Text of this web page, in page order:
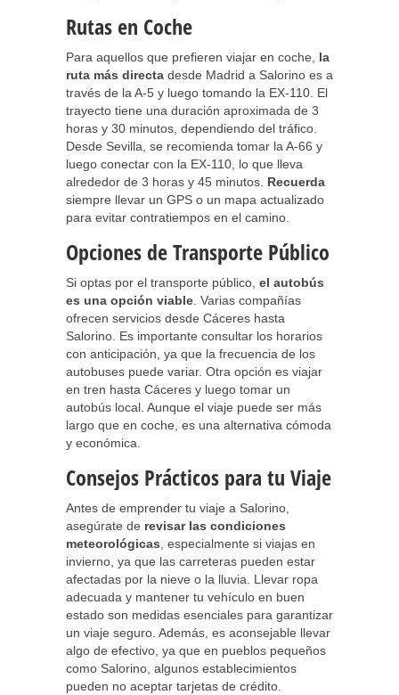
Rutas en Coche
Para aquellos que prefieren viajar en coche, la
ruta más directa desde Madrid a Salorino es a
través de la A-5 y luego tomando la EX-110. El
trayecto tiene una duración aproximada de 3
horas y 30 minutos, dependiendo del tráfico.
Desde Sevilla, se recomienda tomar la A-66 y
luego conectar con la EX-110, lo que lleva
alrededor de 3 horas y 45 minutos. Recuerda
siempre llevar un GPS o un mapa actualizado
para evitar contratiempos en el camino.
Opciones de Transporte Público
Si optas por el transporte público, el autobús
es una opción viable . Varias compañías
ofrecen servicios desde Cáceres hasta
Salorino. Es importante consultar los horarios
con anticipación, ya que la frecuencia de los
autobuses puede variar. Otra opción es viajar
en tren hasta Cáceres y luego tomar un
autobús local. Aunque el viaje puede ser más
largo que en coche, es una alternativa cómoda
y económica.
Consejos Prácticos para tu Viaje
Antes de emprender tu viaje a Salorino,
asegúrate de revisar las condiciones
meteorológicas , especialmente si viajas en
invierno, ya que las carreteras pueden estar
afectadas por la nieve o la lluvia. Llevar ropa
adecuada y mantener tu vehículo en buen
estado son medidas esenciales para garantizar
un viaje seguro. Además, es aconsejable llevar
algo de efectivo, ya que en pueblos pequeños
como Salorino, algunos establecimientos
pueden no aceptar tarjetas de crédito.